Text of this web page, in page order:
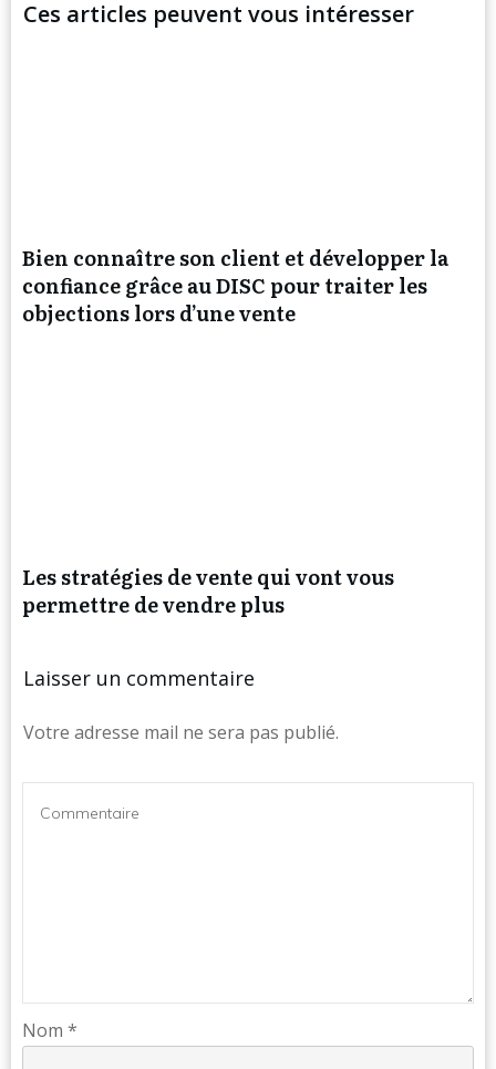
Ces articles peuvent vous intéresser
Bien connaître son client et développer la
confiance grâce au DISC pour traiter les
objections lors d’une vente
Les stratégies de vente qui vont vous
permettre de vendre plus
Laisser un commentaire
Votre adresse mail ne sera pas publié.
Nom *